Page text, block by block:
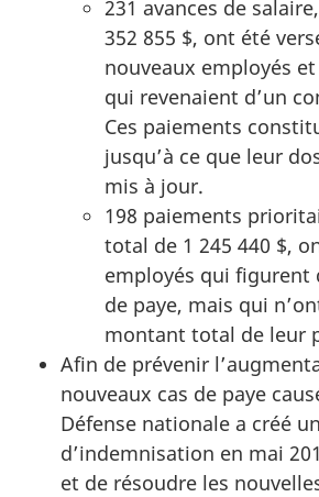
231 avances de
352 855 $, ont été
nouveaux employés
qui revenaient d’un
Ces paiements
jusqu’à ce que leur
mis à jour.
198 paiements
total de 1 245 440 $,
employés qui figurent
de paye, mais qui
montant total de leur
Afin de prévenir
nouveaux cas de paye
Défense nationale a créé
d’indemnisation en mai
et de résoudre les